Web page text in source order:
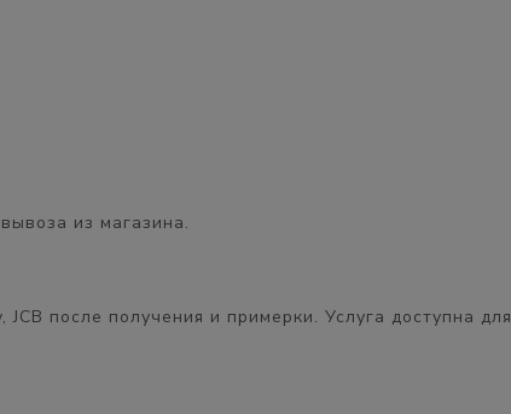
из магазина.
после получения и примерки. Услуга доступна для